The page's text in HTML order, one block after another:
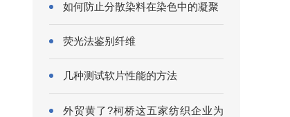
如何防止分散染料在染色中的凝聚
荧光法鉴别纤维
几种测试软片性能的方法
外贸黄了?柯桥这五家纺织企业为